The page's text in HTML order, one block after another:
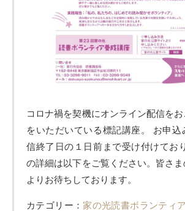
コロナ禍を契機にオンライン配信を
をいただいている標記講座。 お申込
信終了日の１日前まで受け付けてお
の詳細は以下をご覧ください。皆さ
よりお待ちしております。
カテゴリー：家の光読書ボランティ